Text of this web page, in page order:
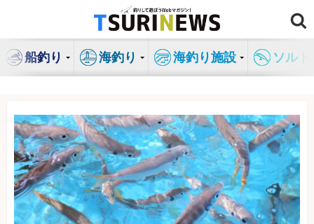
ン
船釣り 海釣り 海釣り施設 ソル